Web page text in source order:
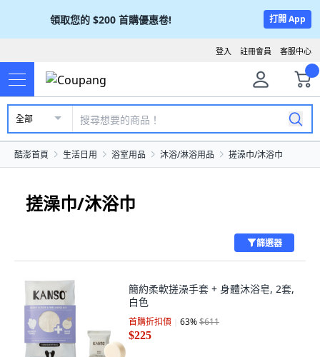
領取您的 $200 首購優惠卷! 打開 App
客服中心
註冊會員
登入
全部
酷澎首頁 生活日用 浴室用品 沐浴/淋浴用品 搓澡巾/沐浴巾
搓澡巾/沐浴巾
篩選器
簡約柔軟搓澡手套 + 身體沐浴皂, 2套,
白色
首購折扣價 63%$611
$225